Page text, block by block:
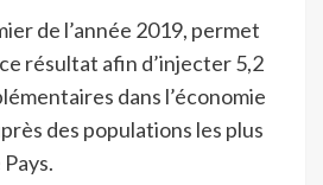
de l’année 2019, permet
résultat afin d’injecter 5,2
dans l’économie
des populations les plus